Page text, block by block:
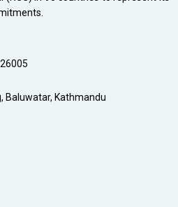
Baluwatar, Kathmandu